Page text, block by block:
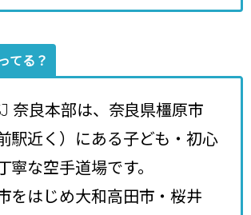
てる？
奈良本部は、奈良県橿原市
駅近く）にある子ども・初心
寧な空手道場です。
をはじめ大和高田市・桜井